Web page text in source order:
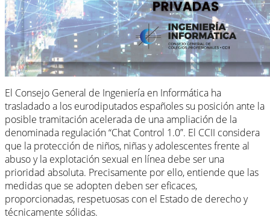
El Consejo General de Ingeniería en Informática ha
trasladado a los eurodiputados españoles su posición ante la
posible tramitación acelerada de una ampliación de la
denominada regulación “Chat Control 1.0”. El CCII considera
que la protección de niños, niñas y adolescentes frente al
abuso y la explotación sexual en línea debe ser una
prioridad absoluta. Precisamente por ello, entiende que las
medidas que se adopten deben ser eficaces,
proporcionadas, respetuosas con el Estado de derecho y
técnicamente sólidas.